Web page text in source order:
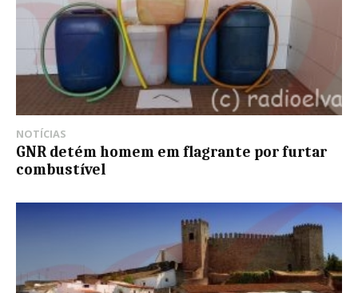
NOTÍCIAS
GNR detém homem em flagrante por furtar
combustível